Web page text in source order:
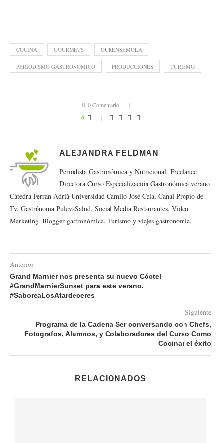
COCINA GOURMETS OURENSEMOLA
PERIODISMO GASTRONOMICO PRODUCCIONES TURISMO
0 Comentario
0
ALEJANDRA FELDMAN
Periodista Gastronómica y Nutricional. Freelance
Directora Curso Especialización Gastronómica verano
Cátedra Ferran Adrià Universidad Camilo José Cela, Canal Propio de
Tv, Gastrónoma PulevaSalud, Social Media Restaurantes, Video
Marketing. Blogger gastronómica, Turismo y viajes gastronomía.
Anterior
Grand Marnier nos presenta su nuevo Cóctel
#GrandMarnierSunset para este verano.
#SaboreaLosAtardeceres
Siguiente
Programa de la Cadena Ser conversando con Chefs,
Fotografos, Alumnos, y Colaboradores del Curso Como
Cocinar el éxito
RELACIONADOS